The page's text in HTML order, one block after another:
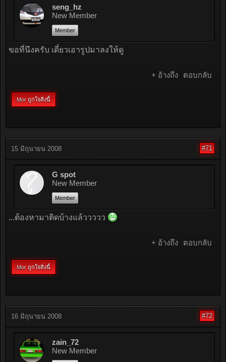
seng_hz
New Member
Member
ขอที่นึงครับ เดี๋ยวเอารูปมาลงให้ดู
+ อ้างถึง ตอบกลับ
Mor ถูกใจสิ่งนี้
15 มิถุนายน 2008 #71
G spot
New Member
Member
...ต้องหามาติดบ้างแล้ววววว
+ อ้างถึง ตอบกลับ
Mor ถูกใจสิ่งนี้
16 มิถุนายน 2008 #72
zain_72
New Member